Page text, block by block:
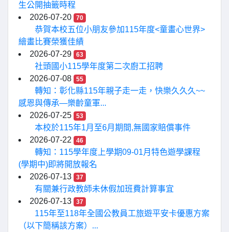
生公開抽籤時程
2026-07-20
70
恭賀本校五位小朋友參加115年度<童畫心世界>
繪畫比賽榮獲佳績
2026-07-29
63
社頭國小115學年度第二次廚工招聘
2026-07-08
55
轉知：彰化縣115年親子走一走，快樂久久久~~
感恩與傳承—樂齡童軍...
2026-07-25
53
本校於115年1月至6月期間,無國家賠償事件
2026-07-22
46
轉知：115學年度上學期09-01月特色遊學課程
(學期中)即將開放報名
2026-07-13
37
有關兼行政教師未休假加班費計算事宜
2026-07-13
37
115年至118年全國公教員工旅遊平安卡優惠方案
（以下簡稱該方案）...